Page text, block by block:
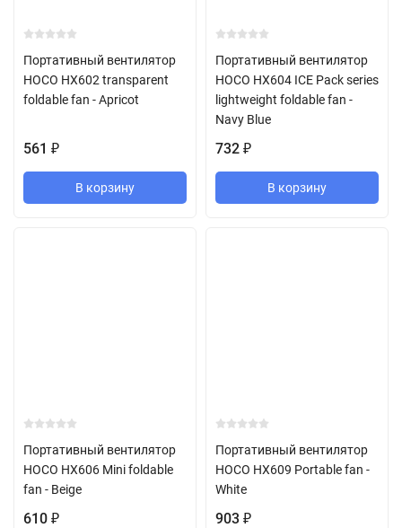
Портативный вентилятор
HOCO HX602 transparent
foldable fan - Apricot
561 ₽
В корзину
Портативный вентилятор
HOCO HX604 ICE Pack series
lightweight foldable fan -
Navy Blue
732 ₽
В корзину
Портативный вентилятор
HOCO HX606 Mini foldable
fan - Beige
610 ₽
Портативный вентилятор
HOCO HX609 Portable fan -
White
903 ₽